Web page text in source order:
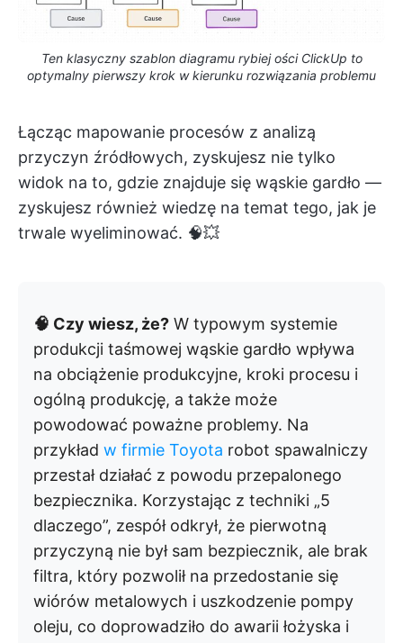
Ten klasyczny szablon diagramu rybiej ości ClickUp to
optymalny pierwszy krok w kierunku rozwiązania problemu
Łącząc mapowanie procesów z analizą
przyczyn źródłowych, zyskujesz nie tylko
widok na to, gdzie znajduje się wąskie gardło —
zyskujesz również wiedzę na temat tego, jak je
trwale wyeliminować. 🧠💥
🧠 Czy wiesz, że? W typowym systemie
produkcji taśmowej wąskie gardło wpływa
na obciążenie produkcyjne, kroki procesu i
ogólną produkcję, a także może
powodować poważne problemy. Na
przykład w firmie Toyota robot spawalniczy
przestał działać z powodu przepalonego
bezpiecznika. Korzystając z techniki „5
dlaczego”, zespół odkrył, że pierwotną
przyczyną nie był sam bezpiecznik, ale brak
filtra, który pozwolił na przedostanie się
wiórów metalowych i uszkodzenie pompy
oleju, co doprowadziło do awarii łożyska i